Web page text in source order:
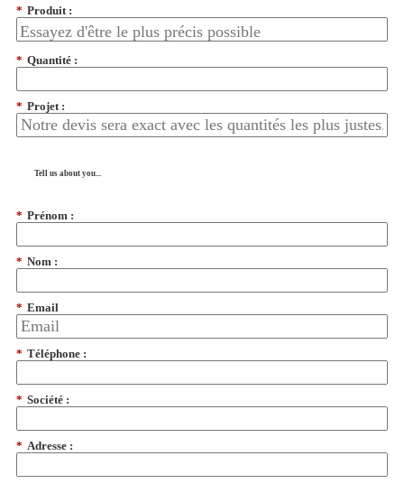
* Produit :
* Quantité :
* Projet :
Tell us about you...
* Prénom :
* Nom :
* Email
* Téléphone :
* Société :
* Adresse :